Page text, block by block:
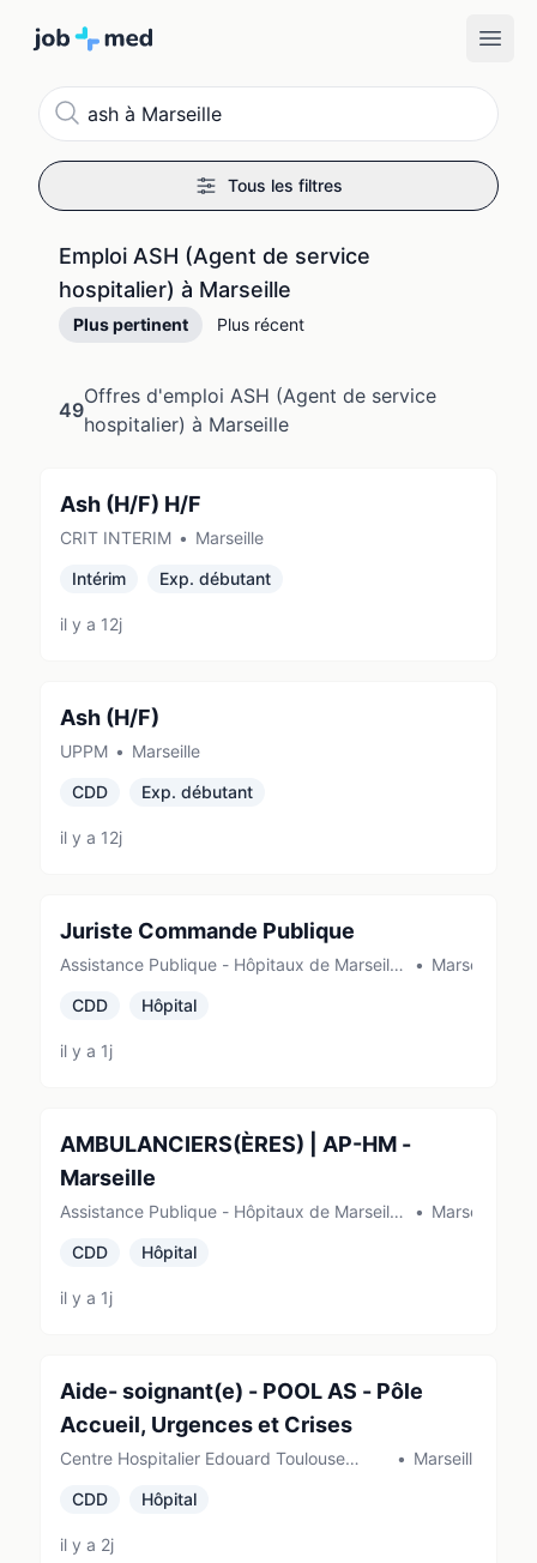
Tous les filtres
Emploi ASH (Agent de service
hospitalier) à Marseille
Plus pertinent Plus récent
49
Offres d'emploi ASH (Agent de service
hospitalier) à Marseille
Ash (H/F) H/F
CRIT INTERIM • Marseille
Intérim
Exp. débutant
il y a 12j
Ash (H/F)
UPPM • Marseille
CDD
Exp. débutant
il y a 12j
Juriste Commande Publique
Assistance Publique - Hôpitaux de Marseille
• Marseille
CDD
Hôpital
il y a 1j
AMBULANCIERS(ÈRES) | AP-HM -
Marseille
Assistance Publique - Hôpitaux de Marseille
• Marseille
CDD
Hôpital
il y a 1j
Aide- soignant(e) - POOL AS - Pôle
Accueil, Urgences et Crises
Centre Hospitalier Edouard Toulouse
• Marseille
CDD
Hôpital
il y a 2j